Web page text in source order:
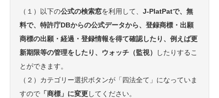
（１）以下の公式の検索窓を利用して、 J-PlatPatで、無
料で、特許庁DBからの公式データから、登録商標・出願
商標の出願・経過・登録情報を得て確認したり、例えば更
新期限等の管理をしたり、ウォッチ（監視）
したりするこ
とができます。
（２）カテゴリー選択ボタンが「四法全て」になっていま
すので 「商標」に変更してください。